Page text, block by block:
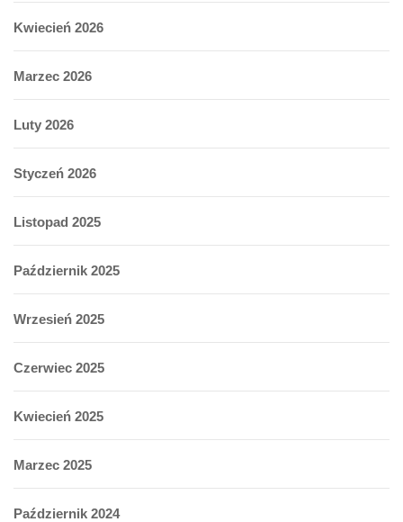
Kwiecień 2026
Marzec 2026
Luty 2026
Styczeń 2026
Listopad 2025
Październik 2025
Wrzesień 2025
Czerwiec 2025
Kwiecień 2025
Marzec 2025
Październik 2024